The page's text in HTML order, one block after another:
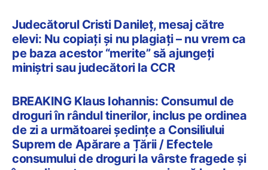
Judecătorul Cristi Danileț, mesaj către
elevi: Nu copiați și nu plagiați – nu vrem ca
pe baza acestor “merite” să ajungeți
miniștri sau judecători la CCR
BREAKING Klaus Iohannis: Consumul de
droguri în rândul tinerilor, inclus pe ordinea
de zi a următoarei ședințe a Consiliului
Suprem de Apărare a Țării / Efectele
consumului de droguri la vârste fragede și